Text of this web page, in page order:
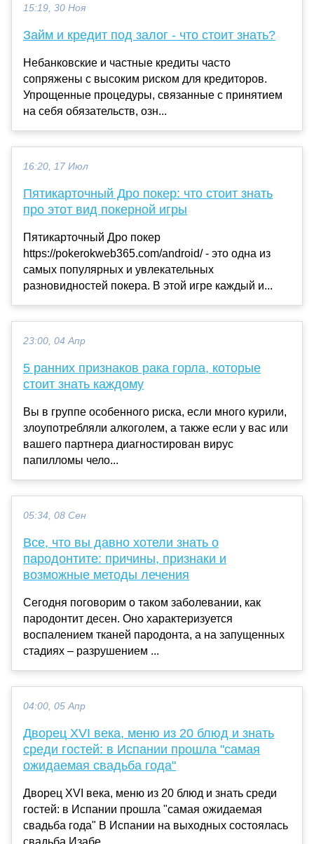
15:19, 30 Ноя
Займ и кредит под залог - что стоит знать?
Небанковские и частные кредиты часто
сопряжены с высоким риском для кредиторов.
Упрощенные процедуры, связанные с принятием
на себя обязательств, озн...
16:20, 17 Июл
Пятикарточный Дро покер: что стоит знать
про этот вид покерной игры
Пятикарточный Дро покер
https://pokerokweb365.com/android/ - это одна из
самых популярных и увлекательных
разновидностей покера. В этой игре каждый и...
23:00, 04 Апр
5 ранних признаков рака горла, которые
стоит знать каждому
Вы в группе особенного риска, если много курили,
злоупотребляли алкоголем, а также если у вас или
вашего партнера диагностирован вирус
папилломы чело...
05:34, 08 Сен
Все, что вы давно хотели знать о
пародонтите: причины, признаки и
возможные методы лечения
Сегодня поговорим о таком заболевании, как
пародонтит десен. Оно характеризуется
воспалением тканей пародонта, а на запущенных
стадиях – разрушением ...
04:00, 05 Апр
Дворец XVI века, меню из 20 блюд и знать
среди гостей: в Испании прошла "самая
ожидаемая свадьба года"
Дворец XVI века, меню из 20 блюд и знать среди
гостей: в Испании прошла "самая ожидаемая
свадьба года" В Испании на выходных состоялась